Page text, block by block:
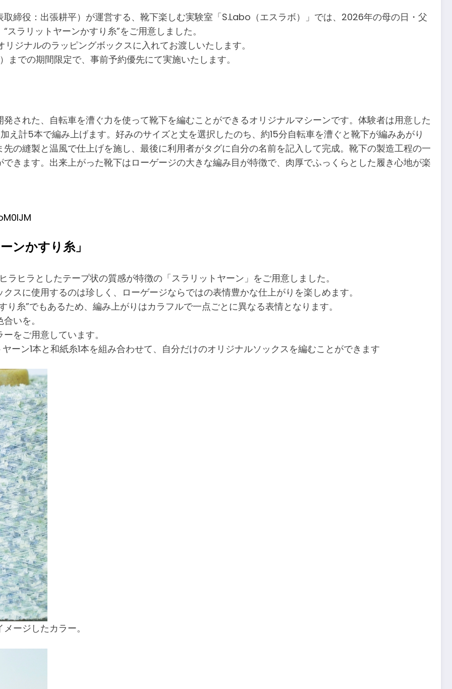
締役：出張耕平）が運営する、靴下楽しむ実験室「S.Labo（エスラボ）」では、2026年の母の日・父
ラリットヤーンかすり糸”をご用意しました。
ジナルのラッピングボックスに入れてお渡しいたします。
での期間限定で、事前予約優先にて実施いたします。
された、自転車を漕ぐ力を使って靴下を編むことができるオリジナルマシーンです。体験者は用意した
え計5本で編み上げます。好みのサイズと丈を選択したのち、約15分自転車を漕ぐと靴下が編みあがり
の縫製と温風で仕上げを施し、最後に利用者がタグに自分の名前を記入して完成。靴下の製造工程の一
きます。出来上がった靴下はローゲージの大きな編み目が特徴で、肉厚でふっくらとした履き心地が楽
ンかすり糸」
ヒラとしたテープ状の質感が特徴の「スラリットヤーン」をご用意しました。
スに使用するのは珍しく、ローゲージならではの表情豊かな仕上がりを楽しめます。
糸”でもあるため、編み上がりはカラフルで一点ごとに異なる表情となります。
いを。
をご用意しています。
ーン1本と和紙糸1本を組み合わせて、自分だけのオリジナルソックスを編むことができます
ージしたカラー。